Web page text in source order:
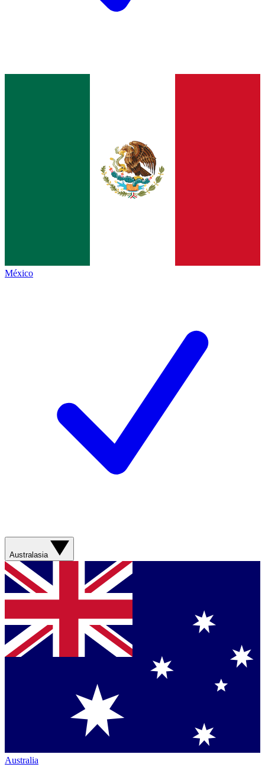
México
Australasia
Australia